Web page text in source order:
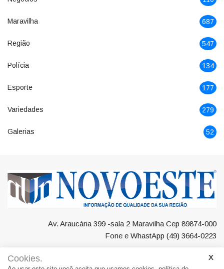
Maravilha 687
Região 547
Polícia 134
Esporte 177
Variedades 279
Galerias 52
Av. Araucária 399 -sala 2 Maravilha Cep 89874-000
Fone e WhastApp (49) 3664-0223
Cookies.